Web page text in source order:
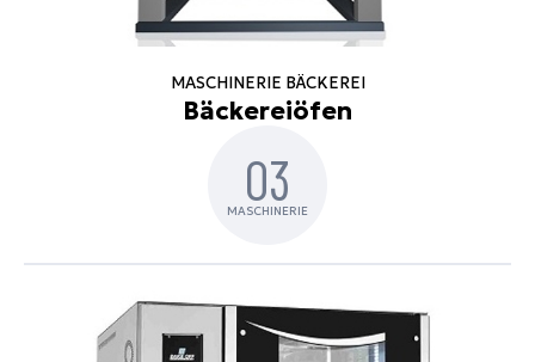
MASCHINERIE BÄCKEREI
Bäckereiöfen
03
MASCHINERIE